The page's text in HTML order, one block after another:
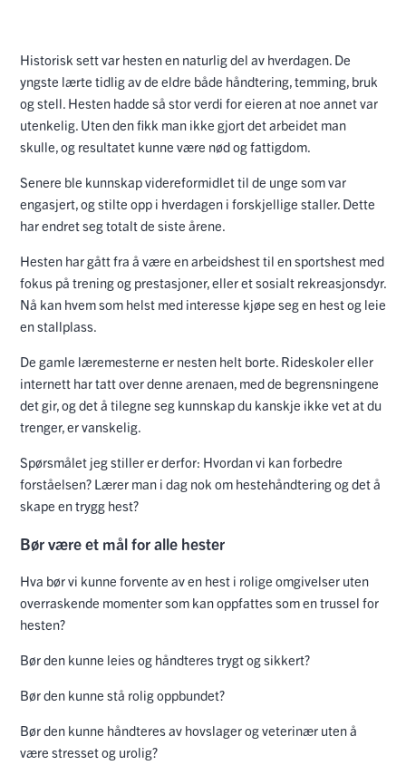
Historisk sett var hesten en naturlig del av hverdagen. De
yngste lærte tidlig av de eldre både håndtering, temming, bruk
og stell. Hesten hadde så stor verdi for eieren at noe annet var
utenkelig. Uten den fikk man ikke gjort det arbeidet man
skulle, og resultatet kunne være nød og fattigdom.
Senere ble kunnskap videreformidlet til de unge som var
engasjert, og stilte opp i hverdagen i forskjellige staller. Dette
har endret seg totalt de siste årene.
Hesten har gått fra å være en arbeidshest til en sportshest med
fokus på trening og prestasjoner, eller et sosialt rekreasjonsdyr.
Nå kan hvem som helst med interesse kjøpe seg en hest og leie
en stallplass.
De gamle læremesterne er nesten helt borte. Rideskoler eller
internett har tatt over denne arenaen, med de begrensningene
det gir, og det å tilegne seg kunnskap du kanskje ikke vet at du
trenger, er vanskelig.
Spørsmålet jeg stiller er derfor: Hvordan vi kan forbedre
forståelsen? Lærer man i dag nok om hestehåndtering og det å
skape en trygg hest?
Bør være et mål for alle hester
Hva bør vi kunne forvente av en hest i rolige omgivelser uten
overraskende momenter som kan oppfattes som en trussel for
hesten?
Bør den kunne leies og håndteres trygt og sikkert?
Bør den kunne stå rolig oppbundet?
Bør den kunne håndteres av hovslager og veterinær uten å
være stresset og urolig?